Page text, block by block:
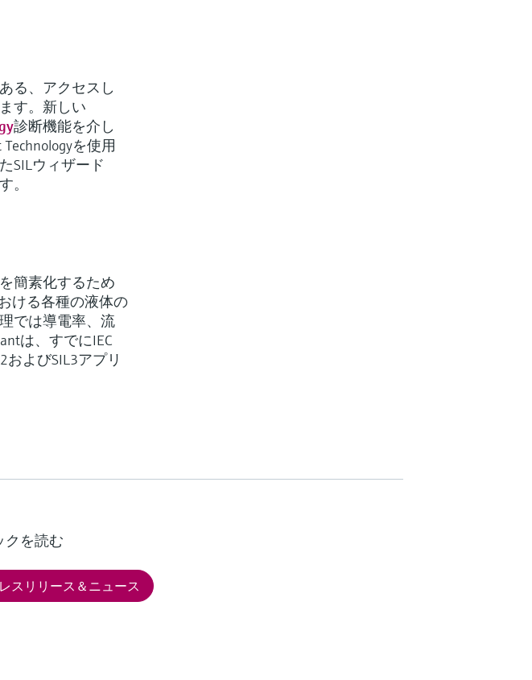
る、アクセスし
す。新しい
診断機能を介し
を使用
SILウィザード
。
簡素化するため
ける各種の液体の
では導電率、流
は、すでにIEC
よびSIL3アプリ
クを読む
スリリース＆ニュース